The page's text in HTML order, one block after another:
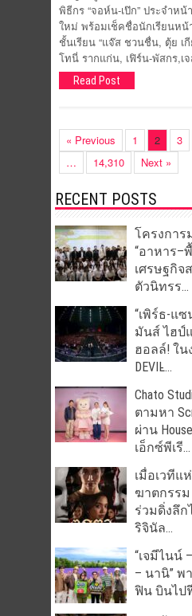
พิธีกร “จอห์น-เป๊ก” ประจำห
ใหม่ พร้อมเช็คชื่อนักเรียนหน้
ชั้นเรียน “แจ๊ส ชวนชื่น, ตุ้ย เ
โทนี่ รากแก่น, เฟิร์น-พัสกร,เ
Read Post
« Previous 1 2 3
…
14,310 Next »
RECENT POSTS
โครงการ
“อาหาร–
เศรษฐกิจ
ตัวนิทรร...
“เพิร์ธ-แ
มันส์ ไฮป์
ฮอลล์! ในง
DEVIL̵...
Chato
ตามหา
ผ่าน
เอ็กซ์พีเรี...
เมื่อเวทีแ
ฆาตกรรม
ร่วมดิ่งลึ
ริจินัล...
“เจมีไนน์
– นานิ” พ
ฟิน บินไปฟี